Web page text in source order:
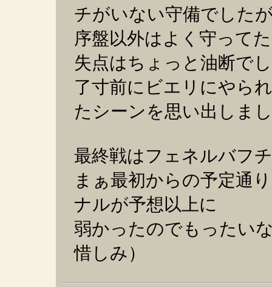
チがいない守備でした
序盤以外はよく守って
失点はちょっと油断で
了寸前にビエリにやられ
たシーンを思い出しま
最終戦はフェネルバフ
まぁ最初からの予定通
ナルが予想以上に
弱かったのでもったい
惜しみ）